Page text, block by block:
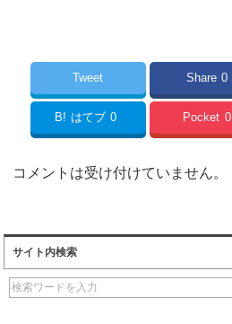
Tweet Share 0
B! はてブ 0 Pocket 0
コメントは受け付けていません。
サイト内検索